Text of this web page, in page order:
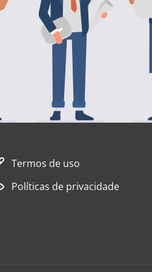
Termos de uso
Políticas de privacidade